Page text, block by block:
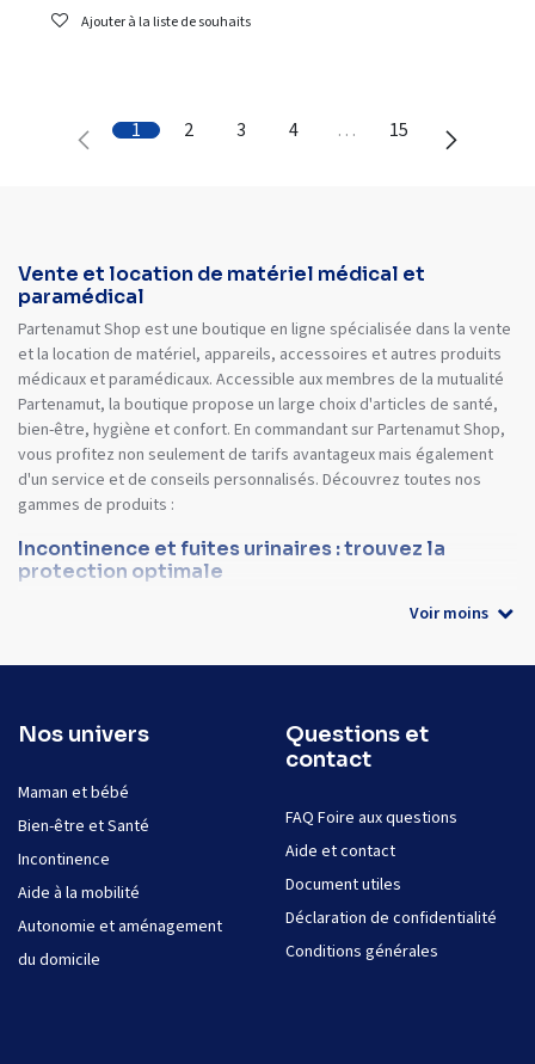
Ajouter à la liste de souhaits
1 2 3 4 … 15
Vente et location de matériel médical et
paramédical
Partenamut Shop est une boutique en ligne spécialisée dans la vente
et la location de matériel, appareils, accessoires et autres produits
médicaux et paramédicaux. Accessible aux membres de la mutualité
Partenamut, la boutique propose un large choix d'articles de santé,
bien-être, hygiène et confort. En commandant sur Partenamut Shop,
vous profitez non seulement de tarifs avantageux mais également
d'un service et de conseils personnalisés. Découvrez toutes nos
gammes de produits :
Incontinence et fuites urinaires : trouvez la
protection optimale
Voir moins
Nos univers
Maman et bébé
Bien-être et Santé
Incontinence
Aide à la mobilité
Autonomie et aménagement
du domicile
Questions et
contact
FAQ Foire aux questions
Aide et contact
Document utiles
Déclaration de confidentialité
Conditions générales